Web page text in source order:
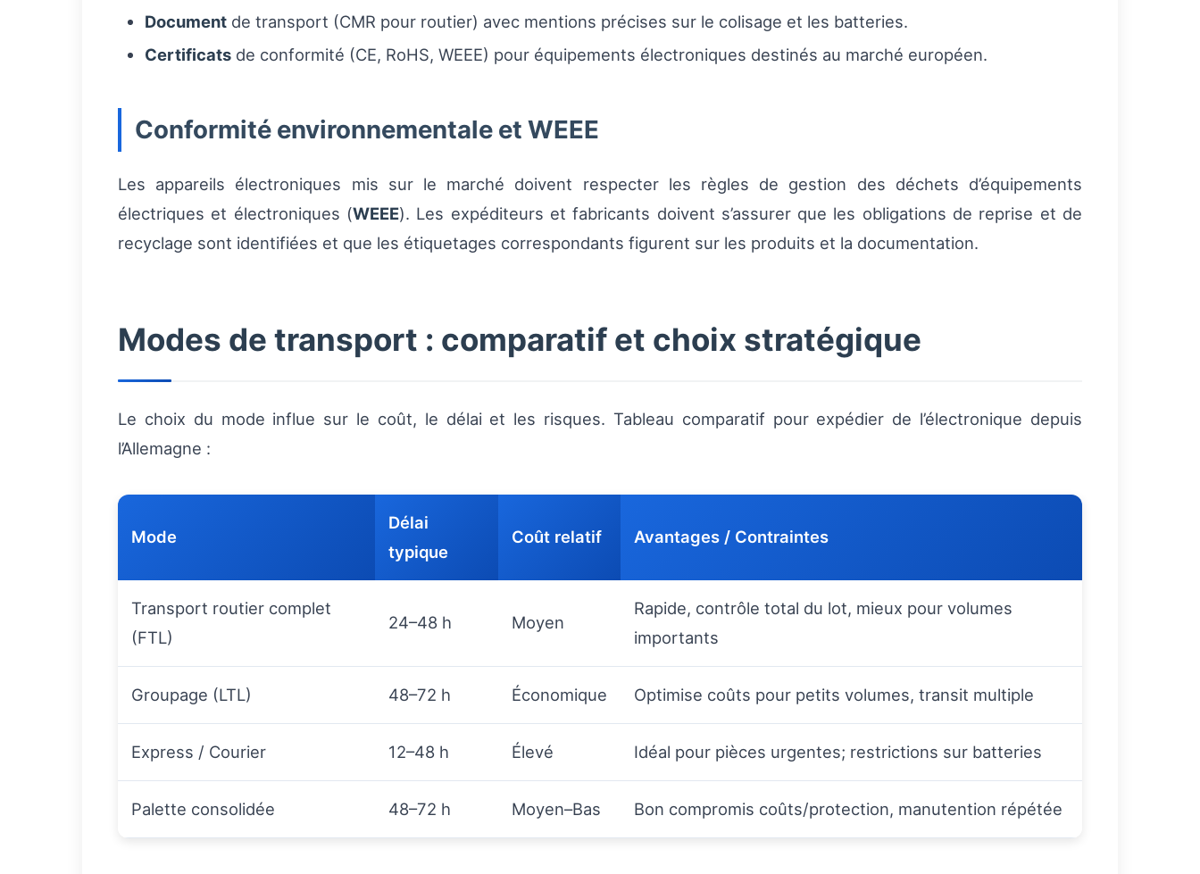
Document de transport (CMR pour routier) avec mentions précises sur le colisage et les batteries.
Certificats de conformité (CE, RoHS, WEEE) pour équipements électroniques destinés au marché européen.
Conformité environnementale et WEEE
Les appareils électroniques mis sur le marché doivent respecter les règles de gestion des déchets d’équipements
électriques et électroniques (WEEE). Les expéditeurs et fabricants doivent s’assurer que les obligations de reprise et de
recyclage sont identifiées et que les étiquetages correspondants figurent sur les produits et la documentation.
Modes de transport : comparatif et choix stratégique
Le choix du mode influe sur le coût, le délai et les risques. Tableau comparatif pour expédier de l’électronique depuis
l’Allemagne :
Mode
Délai
typique
Coût relatif Avantages / Contraintes
Transport routier complet
(FTL)
24–48 h Moyen
Rapide, contrôle total du lot, mieux pour volumes
importants
Groupage (LTL) 48–72 h Économique Optimise coûts pour petits volumes, transit multiple
Express / Courier 12–48 h Élevé Idéal pour pièces urgentes; restrictions sur batteries
Palette consolidée 48–72 h Moyen–Bas Bon compromis coûts/protection, manutention répétée